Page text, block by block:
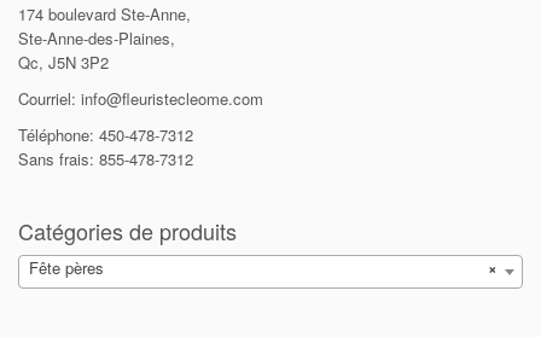
174 boulevard Ste-Anne,
Ste-Anne-des-Plaines,
Qc, J5N 3P2
Courriel: info@fleuristecleome.com
Téléphone: 450-478-7312
Sans frais: 855-478-7312
Catégories de produits
×
Fête pères